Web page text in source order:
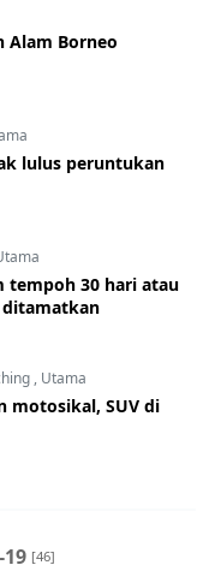
Alam Borneo
lulus peruntukan
tempoh 30 hari atau
, Utama
motosikal, SUV di
[46]